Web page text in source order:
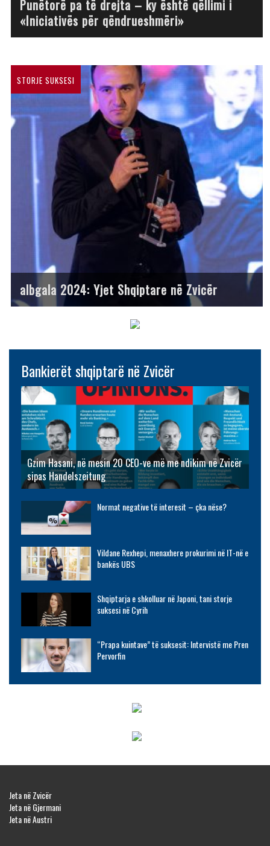
Punëtorë pa të drejta – ky është qëllimi i
«Iniciativës për qëndrueshmëri»
STORJE SUKSESI
albgala 2024: Yjet Shqiptare në Zvicër
Bankierët shqiptarë në Zvicër
Gzim Hasani, në mesin 20 CEO-ve më me ndikim në Zvicër
sipas Handelszeitung
Normat negative të interesit – çka nëse?
Vildane Rexhepi, menaxhere prokurimi në IT-në e
bankës UBS
Shqiptarja e shkolluar në Japoni, tani storje
suksesi në Cyrih
“Prapa kuintave” të suksesit: Intervistë me Pren
Pervorfin
Jeta në Zvicër
Jeta në Gjermani
Jeta në Austri